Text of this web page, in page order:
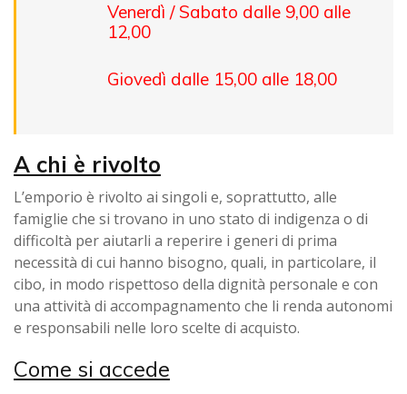
Venerdì / Sabato dalle 9,00 alle
12,00
Giovedì dalle 15,00 alle 18,00
A chi è rivolto
L’emporio è rivolto ai singoli e, soprattutto, alle
famiglie che si trovano in uno stato di indigenza o di
difficoltà per aiutarli a reperire i generi di prima
necessità di cui hanno bisogno, quali, in particolare, il
cibo, in modo rispettoso della dignità personale e con
una attività di accompagnamento che li renda autonomi
e responsabili nelle loro scelte di acquisto.
Come si accede